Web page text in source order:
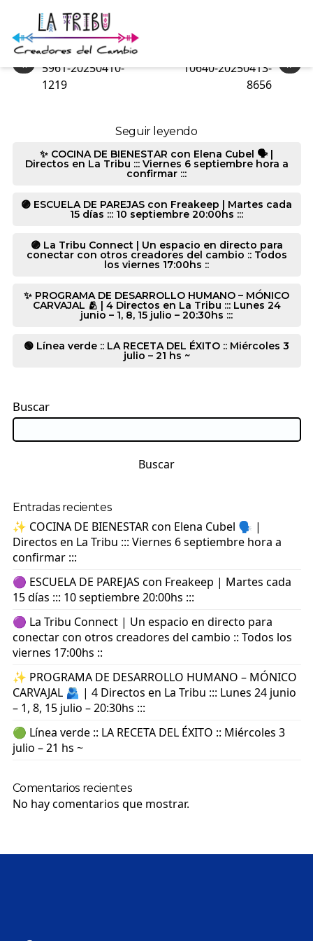
441-20250411-2056
«
5961-20250410-
1219
»
10640-20250413-
8656
Seguir leyendo
✨ COCINA DE BIENESTAR con Elena Cubel 🗣️ |
Directos en La Tribu ::: Viernes 6 septiembre hora a
confirmar :::
🟣 ESCUELA DE PAREJAS con Freakeep | Martes cada
15 días ::: 10 septiembre 20:00hs :::
🟣 La Tribu Connect | Un espacio en directo para
conectar con otros creadores del cambio :: Todos
los viernes 17:00hs ::
✨ PROGRAMA DE DESARROLLO HUMANO – MÓNICO
CARVAJAL 🫂 | 4 Directos en La Tribu ::: Lunes 24
junio – 1, 8, 15 julio – 20:30hs :::
🟢 Línea verde :: LA RECETA DEL ÉXITO :: Miércoles 3
julio – 21 hs ~
Buscar
Buscar
Entradas recientes
✨ COCINA DE BIENESTAR con Elena Cubel 🗣️ |
Directos en La Tribu ::: Viernes 6 septiembre hora a
confirmar :::
🟣 ESCUELA DE PAREJAS con Freakeep | Martes cada
15 días ::: 10 septiembre 20:00hs :::
🟣 La Tribu Connect | Un espacio en directo para
conectar con otros creadores del cambio :: Todos los
viernes 17:00hs ::
✨ PROGRAMA DE DESARROLLO HUMANO – MÓNICO
CARVAJAL 🫂 | 4 Directos en La Tribu ::: Lunes 24 junio
– 1, 8, 15 julio – 20:30hs :::
🟢 Línea verde :: LA RECETA DEL ÉXITO :: Miércoles 3
julio – 21 hs ~
Comentarios recientes
No hay comentarios que mostrar.